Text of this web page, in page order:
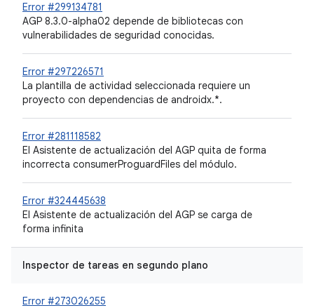
Error #299134781
AGP 8.3.0-alpha02 depende de bibliotecas con
vulnerabilidades de seguridad conocidas.
Error #297226571
La plantilla de actividad seleccionada requiere un
proyecto con dependencias de androidx.*.
Error #281118582
El Asistente de actualización del AGP quita de forma
incorrecta consumerProguardFiles del módulo.
Error #324445638
El Asistente de actualización del AGP se carga de
forma infinita
Inspector de tareas en segundo plano
Error #273026255